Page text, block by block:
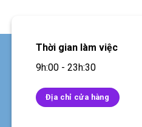
Thời gian làm việc
9h:00 - 23h:30
Địa chỉ cửa hàng